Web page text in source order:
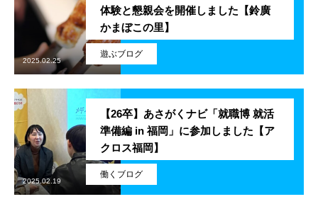
リファラル採用エントリー
アルムナイ採用エントリー
ホーム 企業 事業 業務 待遇 ブログ インタビュー
遊ぶブログ
体験と懇親会を開催しました【鈴廣
かまぼこの里】
2025.02.25
働くブログ
【26卒】あさがくナビ「就職博 就活
準備編 in 福岡」に参加しました【ア
クロス福岡】
2025.02.19